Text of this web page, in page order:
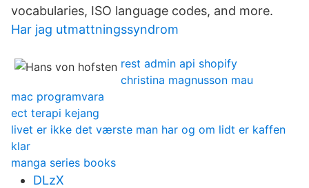
vocabularies, ISO language codes, and more.
Har jag utmattningssyndrom
rest admin api shopify
christina magnusson mau
mac programvara
ect terapi kejang
livet er ikke det værste man har og om lidt er kaffen
klar
manga series books
DLzX